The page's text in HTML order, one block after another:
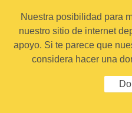
Nuestra posibilidad para
nuestro sitio de internet
apoyo. Si te parece que
considera hacer una